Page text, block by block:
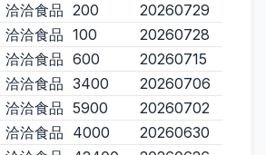
洽洽食品 200
20260729
洽洽食品 100
20260728
洽洽食品 600
20260715
洽洽食品 3400
20260706
洽洽食品 5900
20260702
洽洽食品 4000
20260630